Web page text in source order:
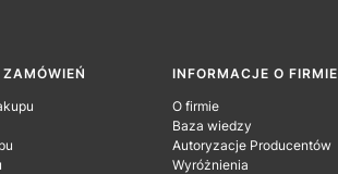
INFORMACJE O FIRMIE
O firmie
Baza wiedzy
Autoryzacje Producentów
Wyróżnienia